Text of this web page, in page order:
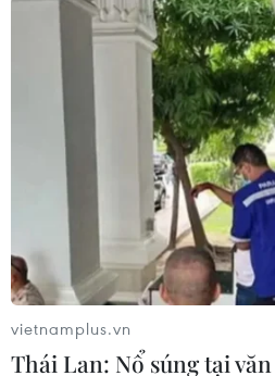
vietnamplus.vn
Thái Lan: Nổ súng tại